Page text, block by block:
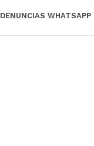
DENUNCIAS WHATSAPP